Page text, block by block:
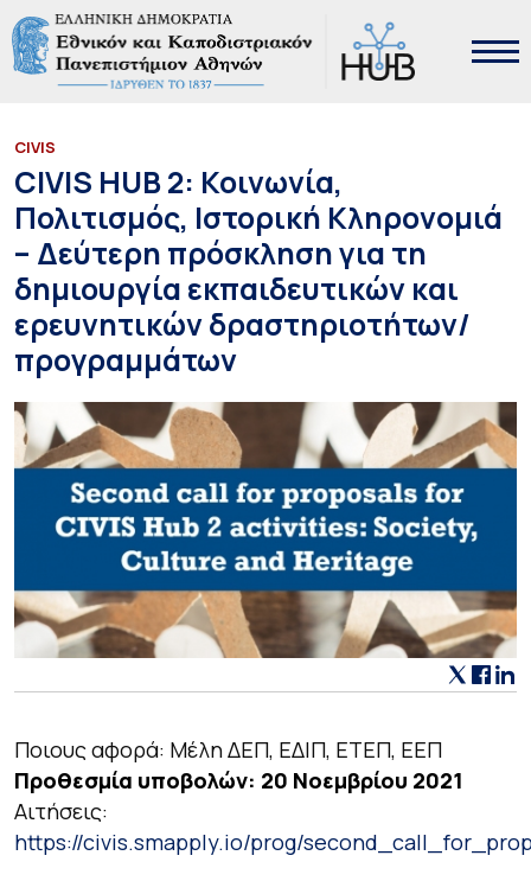
CIVIS
CIVIS HUB 2: Κοινωνία,
Πολιτισμός, Ιστορική Κληρονομιά
– Δεύτερη πρόσκληση για τη
δημιουργία εκπαιδευτικών και
ερευνητικών δραστηριοτήτων/
προγραμμάτων
Ποιους αφορά: Μέλη ΔΕΠ, ΕΔΙΠ, ΕΤΕΠ, ΕΕΠ
Προθεσμία υποβολών: 20 Νοεμβρίου 2021
Αιτήσεις:
https://civis.smapply.io/prog/